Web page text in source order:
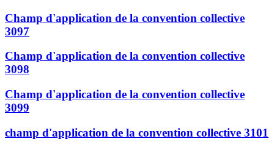
Champ d'application de la convention collective
3097
Champ d'application de la convention collective
3098
Champ d'application de la convention collective
3099
champ d'application de la convention collective 3101